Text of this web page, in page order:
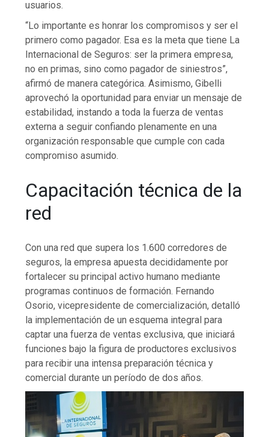
usuarios.
“Lo importante es honrar los compromisos y ser el
primero como pagador. Esa es la meta que tiene La
Internacional de Seguros: ser la primera empresa,
no en primas, sino como pagador de siniestros”,
afirmó de manera categórica. Asimismo, Gibelli
aprovechó la oportunidad para enviar un mensaje de
estabilidad, instando a toda la fuerza de ventas
externa a seguir confiando plenamente en una
organización responsable que cumple con cada
compromiso asumido.
Capacitación técnica de la
red
Con una red que supera los 1.600 corredores de
seguros, la empresa apuesta decididamente por
fortalecer su principal activo humano mediante
programas continuos de formación. Fernando
Osorio, vicepresidente de comercialización, detalló
la implementación de un esquema integral para
captar una fuerza de ventas exclusiva, que iniciará
funciones bajo la figura de productores exclusivos
para recibir una intensa preparación técnica y
comercial durante un período de dos años.